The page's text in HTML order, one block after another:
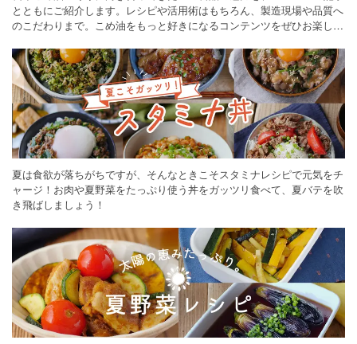
とともにご紹介します。レシピや活用術はもちろん、製造現場や品質へ
のこだわりまで。こめ油をもっと好きになるコンテンツをぜひお楽しみ
夏は食欲が落ちがちですが、そんなときこそスタミナレシピで元気をチ
ャージ！お肉や夏野菜をたっぷり使う丼をガッツリ食べて、夏バテを吹
き飛ばしましょう！